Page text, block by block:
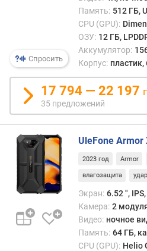
)
ч
а
с
т
о
т
а
п
ц
е
Спросить
Память: 512 ГБ,
CPU (GPU):
ОЗУ: 12 ГБ,
Аккумулятор:
Корпус:
17 794 — 22 197
35 предложений
UleFone Armor
2023 год Armor
влагозащита
Экран: 6.52 ",
Камера: 2
Видео: ночное
Память: 64 ГБ,
CPU (GPU): Helio